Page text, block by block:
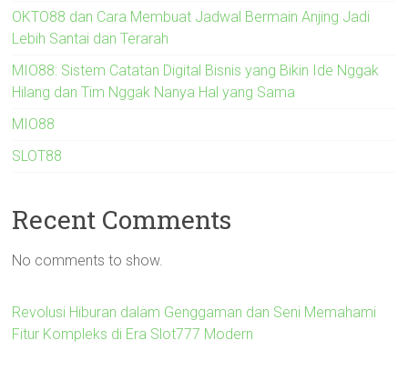
OKTO88 dan Cara Membuat Jadwal Bermain Anjing Jadi
Lebih Santai dan Terarah
MIO88: Sistem Catatan Digital Bisnis yang Bikin Ide Nggak
Hilang dan Tim Nggak Nanya Hal yang Sama
MIO88
SLOT88
Recent Comments
No comments to show.
Revolusi Hiburan dalam Genggaman dan Seni Memahami
Fitur Kompleks di Era Slot777 Modern